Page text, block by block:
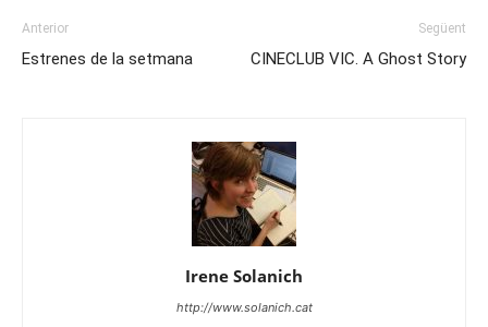
Anterior
Estrenes de la setmana
Següent
CINECLUB VIC. A Ghost Story
Irene Solanich
http://www.solanich.cat